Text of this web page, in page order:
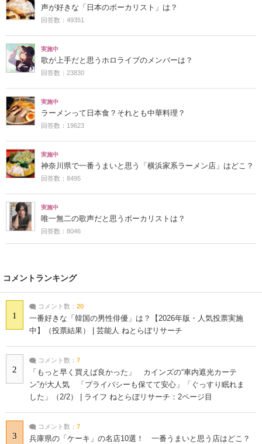
声が好きな「日本のボーカリスト」は？
回答数：49351
実施中
歌が上手だと思うホロライブのメンバーは？
回答数：23830
実施中
ラーメンって日本食？それとも中華料理？
回答数：19623
実施中
神奈川県で一番うまいと思う「横浜家系ラーメン店」はどこ？
回答数：8495
実施中
唯一無二の歌声だと思うボーカリストは？
回答数：8046
コメントランキング
1
コメント数： 20
一番好きな「韓国の男性俳優」は？【2026年版・人気投票実施
中】（投票結果） | 芸能人 ねとらぼリサーチ
2
コメント数： 7
「もっと早く買えば良かった」 カインズの“車内遮光カーテ
ン”が大人気 「プライバシーも保てて安心」「ぐっすり眠れま
した」（2/2） | ライフ ねとらぼリサーチ：2ページ目
3
コメント数： 7
兵庫県の「ケーキ」の名店10選！ 一番うまいと思う店はどこ？